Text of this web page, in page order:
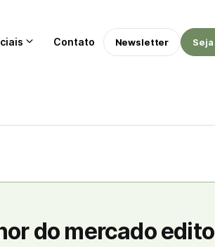
Contato Newsletter
do mercado